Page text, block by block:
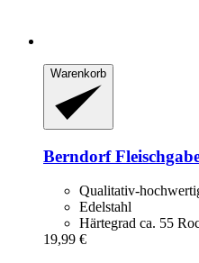
Warenkorb
Berndorf
Qualitativ-
Edelstahl
Härtegrad ca. 55
19,99 €